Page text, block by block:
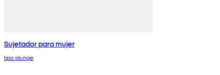
Sujetador para mujer
tipo plunge